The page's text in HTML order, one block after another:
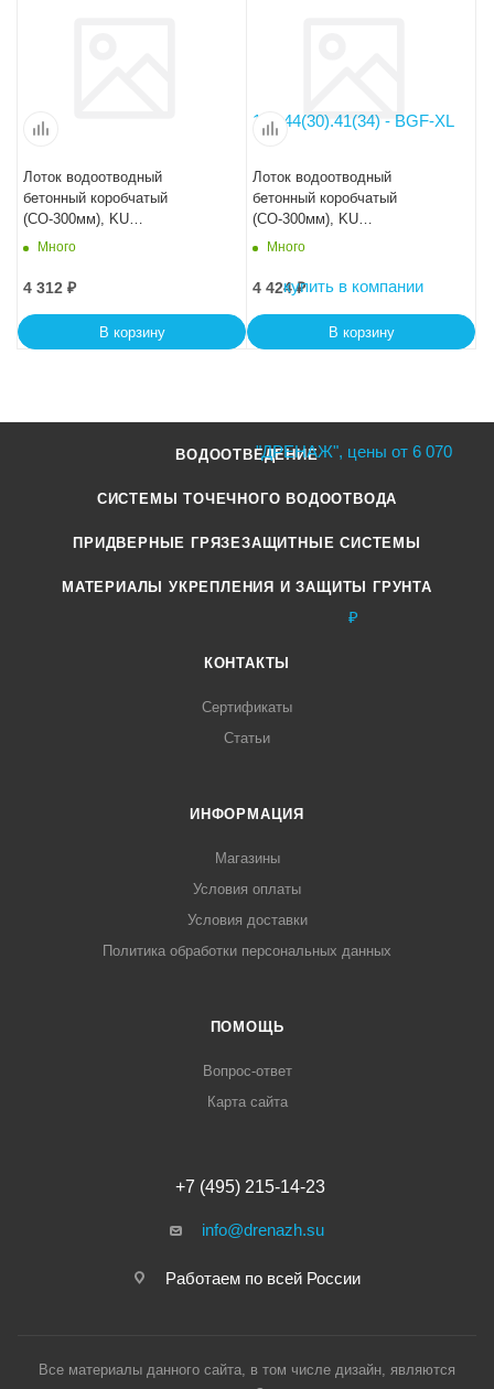
Лоток водоотводный
бетонный коробчатый
(СО-300мм), KU
100.44(30).39(32,5) - BGU, №
Много
4 312 ₽
В корзину
Лоток водоотводный
бетонный коробчатый
(СО-300мм), KU
100.44(30).41,5(35) - BGU, №
Много
4 424₽
В корзину
ВОДООТВЕДЕНИЕ
СИСТЕМЫ ТОЧЕЧНОГО ВОДООТВОДА
ПРИДВЕРНЫЕ ГРЯЗЕЗАЩИТНЫЕ СИСТЕМЫ
МАТЕРИАЛЫ УКРЕПЛЕНИЯ И ЗАЩИТЫ ГРУНТА
КОНТАКТЫ
Сертификаты
Статьи
ИНФОРМАЦИЯ
Магазины
Условия оплаты
Условия доставки
Политика обработки персональных данных
ПОМОЩЬ
Вопрос-ответ
Карта сайта
+7 (495) 215-14-23
info@drenazh.su
Работаем по всей России
Все материалы данного сайта, в том числе дизайн, являются